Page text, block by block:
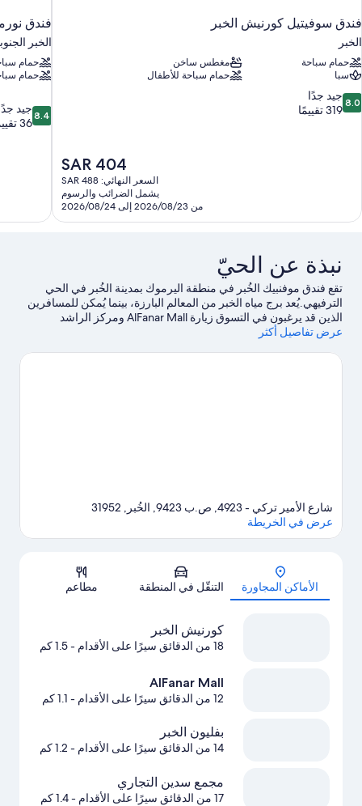
فندق سوفيتيل كورنيش الخبر
الخبر
حمام سباحة
مغطس ساخن
سبا
حمام سباحة للأطفال
8.0
من
8.0 جيد جدًا
319 تقييمًا
السعر
الحالي
هو
SAR
404
SAR 404
السعر النهائي: SAR 488
يشمل الضرائب والرسوم
من 2026/08/23 إلى 2026/08/24
فندق
الخبر
حمام
حمام
8.4
من
8.4 جيد
36 تقييمًا
نبذة عن الحيّ
تقع فندق موفنبيك الخُبر في منطقة اليرموك بمدينة الخُبر في الحي
الترفيهي.يُعد برج مياه الخبر من المعالم البارزة، بينما يُمكن للمسافرين
الذين قد يرغبون في التسوق زيارة AlFanar Mall ومركز الراشد
التجاري.لا تفوت زيارة Desert Designs.
عرض تفاصيل أكثر
الخريطة
شارع الأمير تركي - 4923, ص.ب 9423, الخُبر, 31952
عرض في الخريطة
الأماكن المجاورة التنقّل في المنطقة مطاعم
كورنيش الخبر
18 من الدقائق سيرًا على الأقدام - 1.5 كم
AlFanar Mall
12 من الدقائق سيرًا على الأقدام - 1.1 كم
بفليون الخبر
14 من الدقائق سيرًا على الأقدام - 1.2 كم
مجمع سدين التجاري
17 من الدقائق سيرًا على الأقدام - 1.4 كم